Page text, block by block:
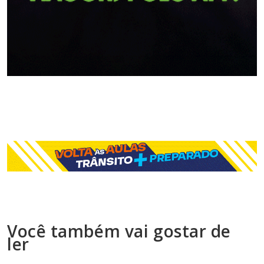
Você também vai gostar de
ler